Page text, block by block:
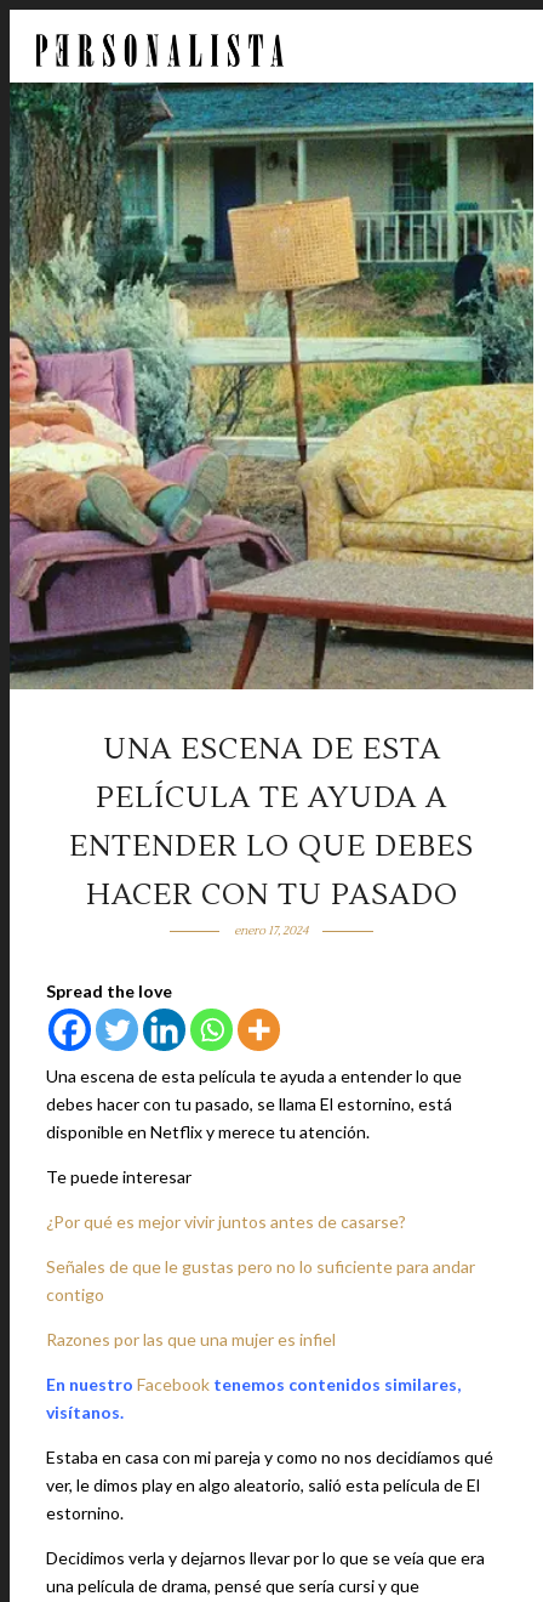
UNA ESCENA DE ESTA
PELÍCULA TE AYUDA A
ENTENDER LO QUE DEBES
HACER CON TU PASADO
enero 17, 2024
Spread the love
Una escena de esta película te ayuda a entender lo que
debes hacer con tu pasado, se llama El estornino, está
disponible en Netflix y merece tu atención.
Te puede interesar
¿Por qué es mejor vivir juntos antes de casarse?
Señales de que le gustas pero no lo suficiente para andar
contigo
Razones por las que una mujer es infiel
En nuestro Facebook tenemos contenidos similares,
visítanos.
Estaba en casa con mi pareja y como no nos decidíamos qué
ver, le dimos play en algo aleatorio, salió esta película de El
estornino.
Decidimos verla y dejarnos llevar por lo que se veía que era
una película de drama, pensé que sería cursi y que